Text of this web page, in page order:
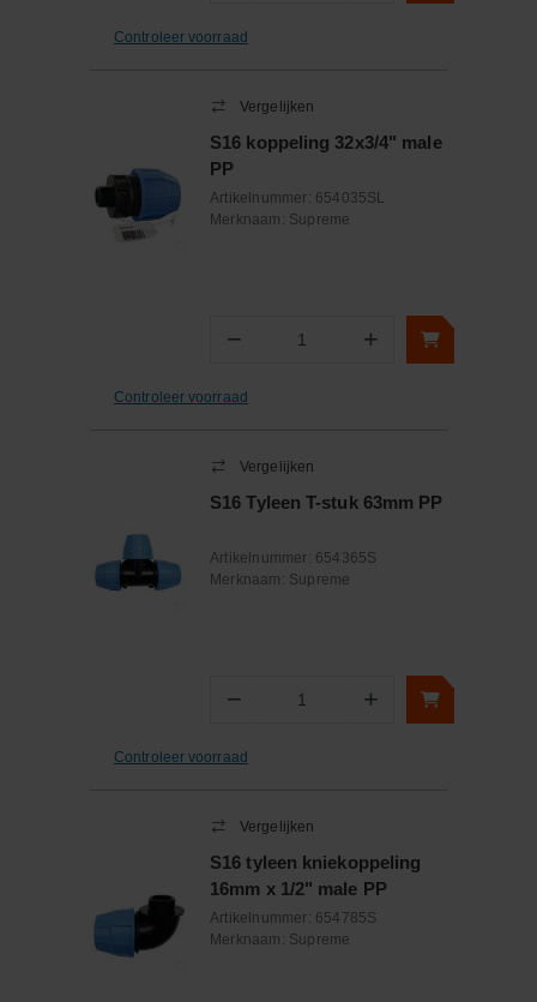
Controleer voorraad
Vergelijken
S16 koppeling 32x3/4" male
PP
Artikelnummer: 654035SL
Merknaam: Supreme
− Aantal +
Controleer voorraad
Vergelijken
S16 Tyleen T-stuk 63mm PP
Artikelnummer: 654365S
Merknaam: Supreme
− Aantal +
Controleer voorraad
Vergelijken
S16 tyleen kniekoppeling
16mm x 1/2" male PP
Artikelnummer: 654785S
Merknaam: Supreme